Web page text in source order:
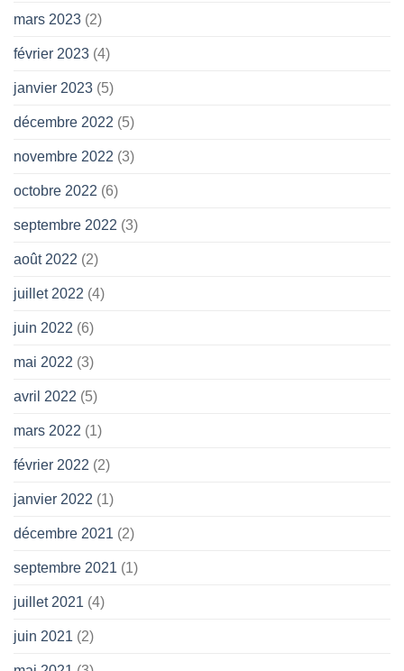
mars 2023 (2)
février 2023 (4)
janvier 2023 (5)
décembre 2022 (5)
novembre 2022 (3)
octobre 2022 (6)
septembre 2022 (3)
août 2022 (2)
juillet 2022 (4)
juin 2022 (6)
mai 2022 (3)
avril 2022 (5)
mars 2022 (1)
février 2022 (2)
janvier 2022 (1)
décembre 2021 (2)
septembre 2021 (1)
juillet 2021 (4)
juin 2021 (2)